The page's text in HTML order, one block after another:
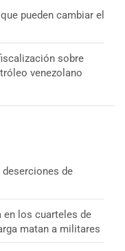
pueden cambiar el
sobre
venezolano
deserciones de
en los cuarteles de
matan a militares